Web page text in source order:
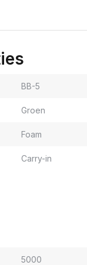
BB-5
Groen
Foam
Carry-in
5000